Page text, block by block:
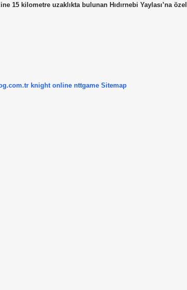
15 kilometre uzaklıkta bulunan Hıdırnebi Yaylası’na özel
knight online nttgame Sitemap